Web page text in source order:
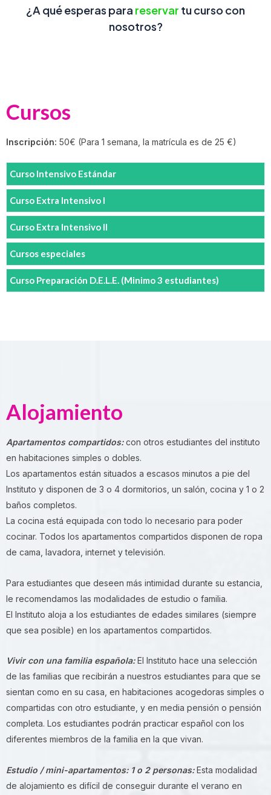
¿A qué esperas para reservar tu curso con
nosotros?
Cursos
Inscripción: 50€ (Para 1 semana, la matrícula es de 25 €)
Curso Intensivo Estándar
Curso Extra Intensivo I
Curso Extra Intensivo II
Cursos especiales
Curso Preparación D.E.L.E. (Minimo 3 estudiantes)
Alojamiento
Apartamentos compartidos:con otros estudiantes del instituto
en habitaciones simples o dobles.
Los apartamentos están situados a escasos minutos a pie del
Instituto y disponen de 3 o 4 dormitorios, un salón, cocina y 1 o 2
baños completos.
La cocina está equipada con todo lo necesario para poder
cocinar. Todos los apartamentos compartidos disponen de ropa
de cama, lavadora, internet y televisión.
Para estudiantes que deseen más intimidad durante su estancia,
le recomendamos las modalidades de estudio o familia.
El Instituto aloja a los estudiantes de edades similares (siempre
que sea posible) en los apartamentos compartidos.
Vivir con una familia española:El Instituto hace una selección
de las familias que recibirán a nuestros estudiantes para que se
sientan como en su casa, en habitaciones acogedoras simples o
compartidas con otro estudiante, y en media pensión o pensión
completa. Los estudiantes podrán practicar español con los
diferentes miembros de la familia en la que vivan.
Estudio / mini-apartamentos: 1 o 2 personas: Esta modalidad
de alojamiento es difícil de conseguir durante el verano en